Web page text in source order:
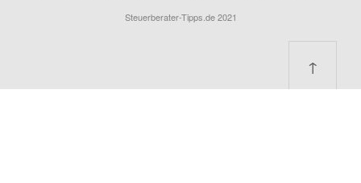
Steuerberater-Tipps.de 2021
↑